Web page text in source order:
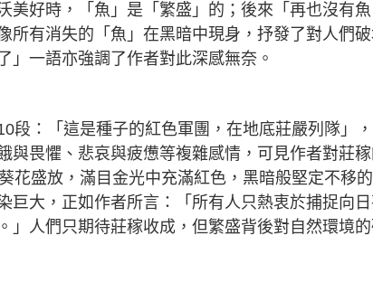
美好時，「魚」是「繁盛」的；後來「再也沒有魚
所有消失的「魚」在黑暗中現身，抒發了對人們
」一語亦強調了作者對此深感無奈。
段：「這是種子的紅色軍團，在地底莊嚴列隊」
與畏懼、悲哀與疲憊等複雜感情，可見作者對莊
花盛放，滿目金光中充滿紅色，黑暗般堅定不移
巨大，正如作者所言：「所有人只熱衷於捕捉向
」人們只期待莊稼收成，但繁盛背後對自然環境